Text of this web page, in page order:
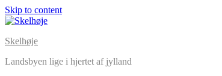
Skip to content
Skelhøje
Landsbyen lige i hjertet af jylland